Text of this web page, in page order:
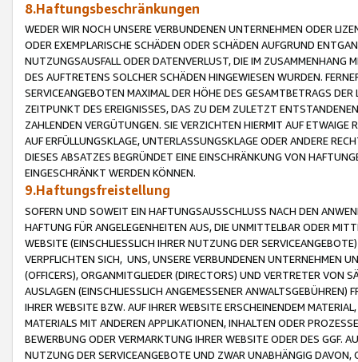
8.Haftungsbeschränkungen
WEDER WIR NOCH UNSERE VERBUNDENEN UNTERNEHMEN ODER
ODER EXEMPLARISCHE SCHÄDEN ODER SCHÄDEN AUFGRUND
NUTZUNGSAUSFALL ODER DATENVERLUST, DIE IM ZUSAMMENHANG
DES AUFTRETENS SOLCHER SCHÄDEN HINGEWIESEN WURDEN.
SERVICEANGEBOTEN MAXIMAL DER HÖHE DES GESAMTBETRAGS
ZEITPUNKT DES EREIGNISSES, DAS ZU DEM ZULETZT
ZAHLENDEN VERGÜTUNGEN. SIE VERZICHTEN HIERMIT AUF
AUF ERFÜLLUNGSKLAGE, UNTERLASSUNGSKLAGE ODER ANDERE
DIESES ABSATZES BEGRÜNDET EINE EINSCHRÄNKUNG VON
EINGESCHRÄNKT WERDEN KÖNNEN.
9.Haftungsfreistellung
SOFERN UND SOWEIT EIN HAFTUNGSAUSSCHLUSS NACH DEN
HAFTUNG FÜR ANGELEGENHEITEN AUS, DIE UNMITTELBAR ODER
WEBSITE (EINSCHLIESSLICH IHRER NUTZUNG DER
VERPFLICHTEN SICH, UNS, UNSERE VERBUNDENEN UNTERNEHMEN
(OFFICERS), ORGANMITGLIEDER (DIRECTORS) UND VERTRETER VON
AUSLAGEN (EINSCHLIESSLICH ANGEMESSENER
IHRER WEBSITE BZW. AUF IHRER WEBSITE ERSCHEINENDEM
MATERIALS MIT ANDEREN APPLIKATIONEN, INHALTEN ODER
BEWERBUNG ODER VERMARKTUNG IHRER WEBSITE ODER DES GGF.
NUTZUNG DER SERVICEANGEBOTE UND ZWAR UNABHÄNGIG